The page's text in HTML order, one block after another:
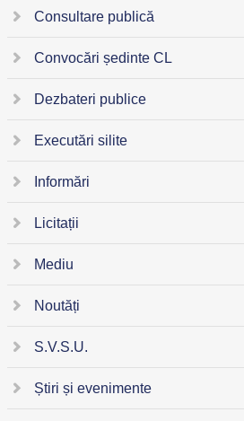
Consultare publică
Convocări ședinte CL
Dezbateri publice
Executări silite
Informări
Licitații
Mediu
Noutăți
S.V.S.U.
Știri și evenimente